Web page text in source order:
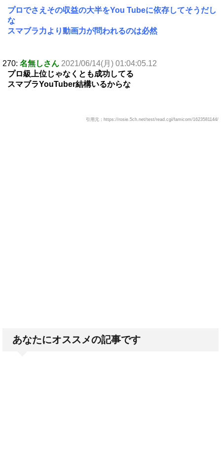
プロでさえその収益の大半をYou Tubeに依存してそうだし
な
スマブラ力より動画力が問われるのは必然
270: 名無しさん 2021/06/14(月) 01:04:05.12
プロ級上位じゃなくとも成功してる
スマブラYouTuber結構いるからな
引用元：https://rosie.5ch.net/test/read.cgi/famicom/1623581144/
あなたにオススメの記事です